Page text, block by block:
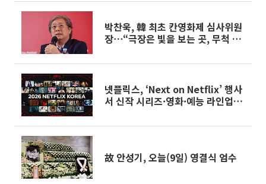
박찬욱, 韓 최초 칸영화제 심사위원
장⋯“극장은 빛을 보는 곳, 무척 기
넷플릭스, ‘Next on Netflix’ 행사
서 신작 시리즈·영화·예능 라인업
故 안성기, 오늘(9일) 영결식 엄수